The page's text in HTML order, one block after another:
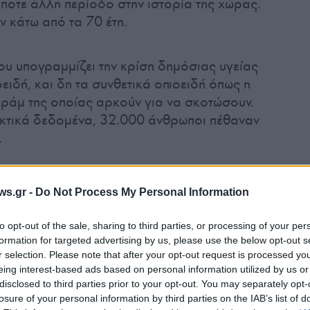
- Do Not Process My Personal Information
opt-out of the sale, sharing to third parties, or processing of your
for targeted advertising by us, please use the below opt-out
selection. Please note that after your opt-out request is processed
interest-based ads based on personal information utilized by us
to third parties prior to your opt-out. You may separately
of your personal information by third parties on the IAB’s list of
κάτω από τα 70 έτη.
την κρίση δημόσιας υγείας
και δη τα συνθετικά οπιοειδή όπως η
της οποίας αρκούν για να σκοτώσουν.
δεδομένα, 32.000 άνθρωποι πέθαναν
θέση μεταξύ των χωρών-μελών του
και Ανάπτυξης (ΟΟΣΑ) στην
Η διαφορά φθάνει τα τέσσερα χρόνια με
δόση, καθώς και οι
των θανάτων εξαιτίας του